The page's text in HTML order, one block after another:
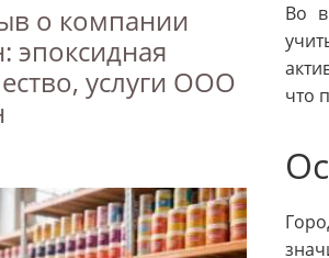
о компании
эпоксидная
услуги ООО
Во
что